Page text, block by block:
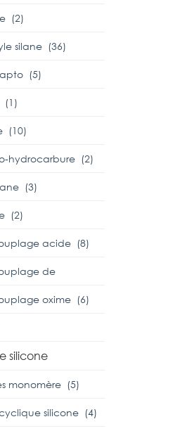
(2)
silane (36)
(5)
(1)
(10)
hydrocarbure (2)
(3)
(2)
acide (8)
de
oxime (6)
silicone
monomère (5)
silicone (4)